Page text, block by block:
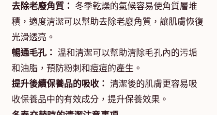
去除老廢角質： 冬季乾燥的氣候容易使角質層堆
積，適度清潔可以幫助去除老廢角質，讓肌膚恢復
光滑透亮。
暢通毛孔： 溫和清潔可以幫助清除毛孔內的污垢
和油脂，預防粉刺和痘痘的產生。
提升後續保養品的吸收： 清潔後的肌膚更容易吸
收保養品中的有效成分，提升保養效果。